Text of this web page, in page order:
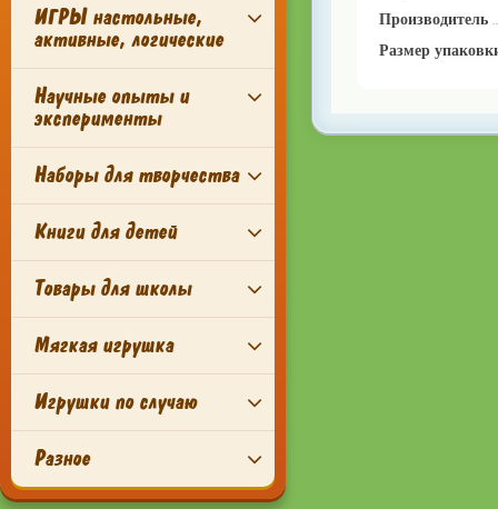
ИГРЫ настольные,
активные, логические
Научные опыты и
эксперименты
Наборы для творчества
Книги для детей
Товары для школы
Мягкая игрушка
Игрушки по случаю
Разное
Производитель
Размер